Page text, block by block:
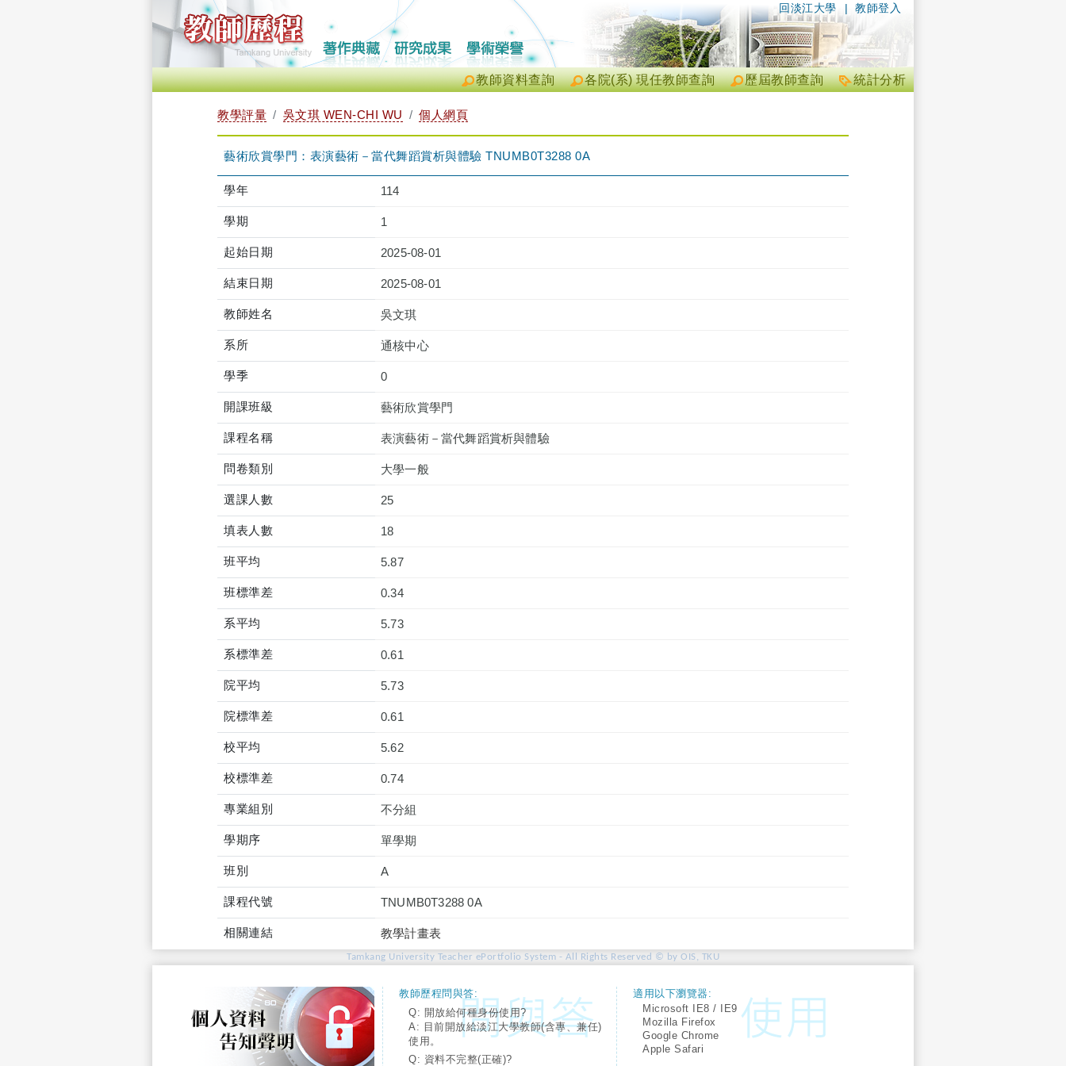
| 教師登入
回淡江大學
統計分析
歷屆教師查詢
各院(系) 現任教師查詢
教師資料查詢
教學評量 吳文琪 WEN-CHI WU 個人網頁
藝術欣賞學門：表演藝術－當代舞蹈賞析與體驗 TNUMB0T3288 0A
學年 114
學期 1
起始日期 2025-08-01
結束日期 2025-08-01
教師姓名 吳文琪
系所 通核中心
學季 0
開課班級 藝術欣賞學門
課程名稱 表演藝術－當代舞蹈賞析與體驗
問卷類別 大學一般
選課人數 25
填表人數 18
班平均 5.87
班標準差 0.34
系平均 5.73
系標準差 0.61
院平均 5.73
院標準差 0.61
校平均 5.62
校標準差 0.74
專業組別 不分組
學期序 單學期
班別 A
課程代號 TNUMB0T3288 0A
相關連結 教學計畫表
Tamkang University Teacher ePortfolio System - All Rights Reserved © by OIS, TKU
教師歷程問與答:
Q: 開放給何種身份使用?
A: 目前開放給淡江大學教師(含專、兼任)
使用。
Q: 資料不完整(正確)?
適用以下瀏覽器:
Microsoft IE8 / IE9
Mozilla Firefox
Google Chrome
Apple Safari